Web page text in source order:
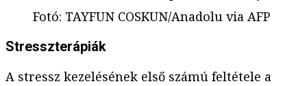
Fotó: TAYFUN COSKUN/Anadolu via AFP
Stresszterápiák
A stressz kezelésének első számú feltétele a